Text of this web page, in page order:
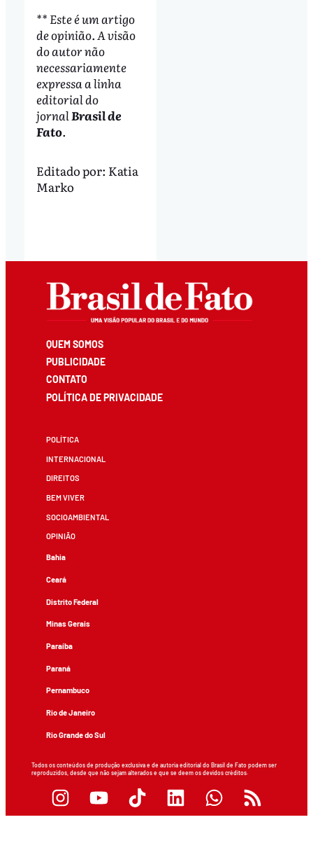
** Este é um artigo
de opinião. A visão
do autor não
necessariamente
expressa a linha
editorial do
jornalBrasil de
Fato.
Editado por: Katia
Marko
QUEM SOMOS
PUBLICIDADE
CONTATO
POLÍTICA DE PRIVACIDADE
POLÍTICA
INTERNACIONAL
DIREITOS
BEM VIVER
SOCIOAMBIENTAL
OPINIÃO
Bahia
Ceará
Distrito Federal
Minas Gerais
Paraíba
Paraná
Pernambuco
Rio de Janeiro
Rio Grande do Sul
Todos os conteúdos de produção exclusiva e de autoria editorial do Brasil de Fato podem ser
reproduzidos, desde que não sejam alterados e que se deem os devidos créditos.